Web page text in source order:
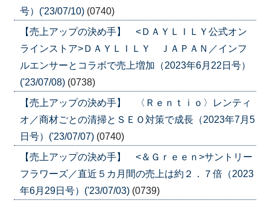
号）('23/07/10) (0740)
【売上アップの決め手】 <ＤＡＹＬＩＬＹ公式オン
ラインストア>ＤＡＹＬＩＬＹ ＪＡＰＡＮ／インフ
ルエンサーとコラボで売上増加（2023年6月22日号）
('23/07/08) (0738)
【売上アップの決め手】 〈Ｒｅｎｔｉｏ〉レンティ
オ／商材ごとの清掃とＳＥＯ対策で成長（2023年7月5
日号）('23/07/07) (0740)
【売上アップの決め手】 <＆Ｇｒｅｅｎ>サントリー
フラワーズ／直近５カ月間の売上は約２．７倍（2023
年6月29日号）('23/07/03) (0739)